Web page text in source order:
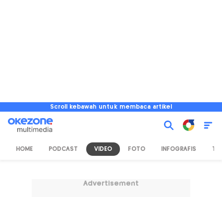
Scroll kebawah untuk membaca artikel
HOME PODCAST VIDEO FOTO INFOGRAFIS TV
Advertisement